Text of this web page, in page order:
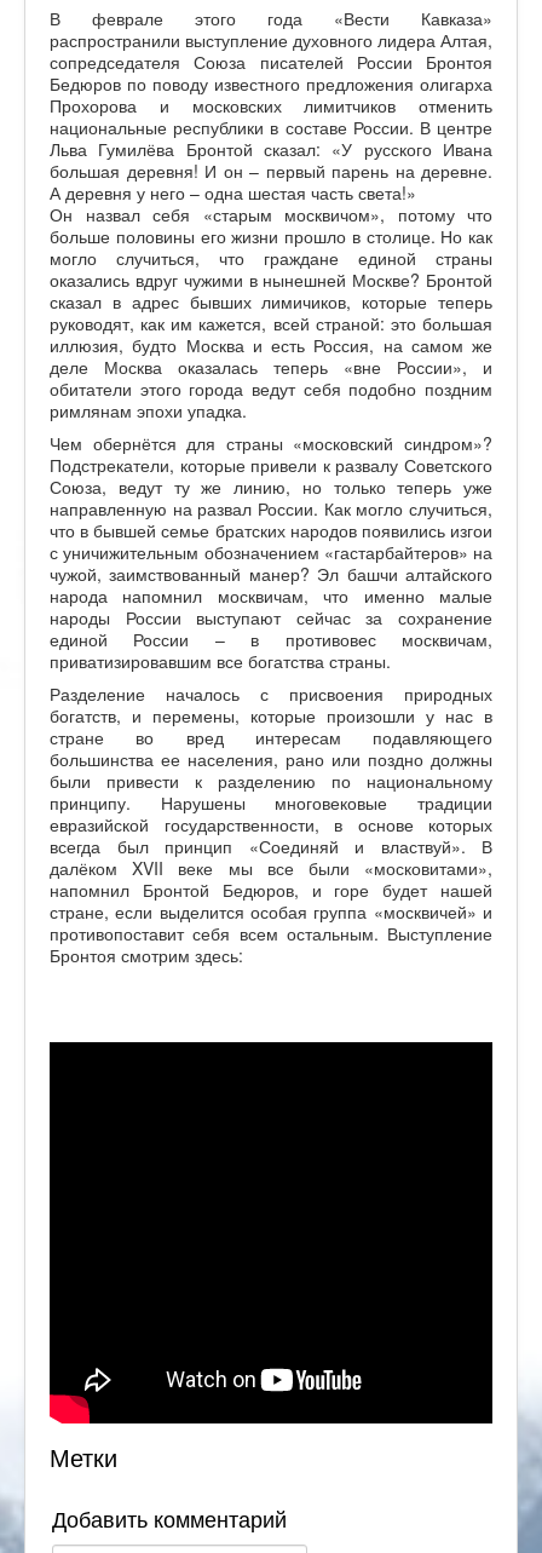
В феврале этого года «Вести Кавказа»
распространили выступление духовного лидера Алтая,
сопредседателя Союза писателей России Бронтоя
Бедюров по поводу известного предложения олигарха
Прохорова и московских лимитчиков отменить
национальные республики в составе России. В центре
Льва Гумилёва Бронтой сказал: «У русского Ивана
большая деревня! И он – первый парень на деревне.
А деревня у него – одна шестая часть света!»
Он назвал себя «старым москвичом», потому что
больше половины его жизни прошло в столице. Но как
могло случиться, что граждане единой страны
оказались вдруг чужими в нынешней Москве? Бронтой
сказал в адрес бывших лимичиков, которые теперь
руководят, как им кажется, всей страной: это большая
иллюзия, будто Москва и есть Россия, на самом же
деле Москва оказалась теперь «вне России», и
обитатели этого города ведут себя подобно поздним
римлянам эпохи упадка.
Чем обернётся для страны «московский синдром»?
Подстрекатели, которые привели к развалу Советского
Союза, ведут ту же линию, но только теперь уже
направленную на развал России. Как могло случиться,
что в бывшей семье братских народов появились изгои
с уничижительным обозначением «гастарбайтеров» на
чужой, заимствованный манер? Эл башчи алтайского
народа напомнил москвичам, что именно малые
народы России выступают сейчас за сохранение
единой России – в противовес москвичам,
приватизировавшим все богатства страны.
Разделение началось с присвоения природных
богатств, и перемены, которые произошли у нас в
стране во вред интересам подавляющего
большинства ее населения, рано или поздно должны
были привести к разделению по национальному
принципу. Нарушены многовековые традиции
евразийской государственности, в основе которых
всегда был принцип «Соединяй и властвуй». В
далёком XVII веке мы все были «московитами»,
напомнил Бронтой Бедюров, и горе будет нашей
стране, если выделится особая группа «москвичей» и
противопоставит себя всем остальным. Выступление
Бронтоя смотрим здесь:
Метки
Добавить комментарий